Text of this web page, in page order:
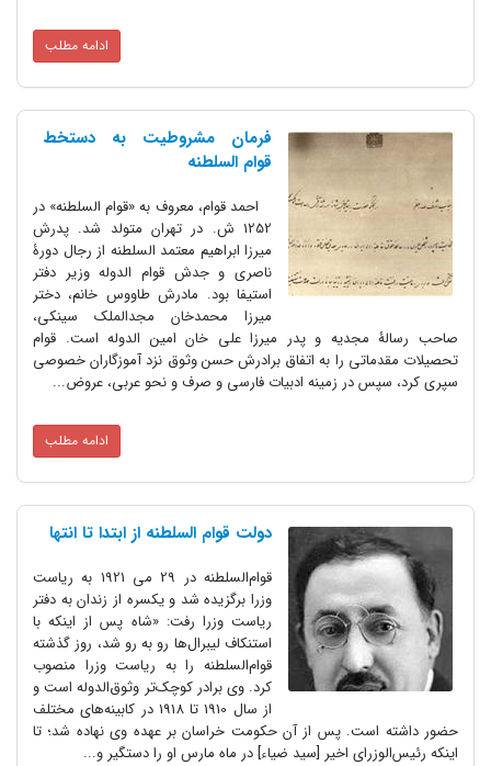
ادامه مطلب
فرمان مشروطیت به دستخط
قوام السلطنه
احمد قوام، معروف به «قوام السلطنه» در
1252 ش. در تهران متولد شد. پدرش
میرزا ابراهیم معتمد السلطنه از رجال دورۀ
ناصری و جدش قوام الدوله وزیر دفتر
استیفا بود. مادرش طاووس خانم، دختر
میرزا محمدخان مجدالملک سینکی،
صاحب رسالۀ مجدیه و پدر میرزا علی خان امین الدوله است. قوام
تحصیلات مقدماتی را به اتفاق برادرش حسن وثوق نزد آموزگاران خصوصی
سپری کرد، سپس در زمینه ادبیات فارسی و صرف و نحو عربی، عروض...
ادامه مطلب
دولت قوام السلطنه از ابتدا تا انتها
قوام‌السلطنه در 29 می 1921 به ریاست
وزرا برگزیده شد و یکسره از زندان به دفتر
ریاست وزرا رفت: «شاه پس از اینکه با
استنکاف لیبرال‌ها رو به رو شد، روز گذشته
قوام‌السلطنه را به ریاست وزرا منصوب
کرد. وی برادر کوچک‌تر وثوق‌الدوله است و
از سال 1910 تا 1918 در کابینه‌های مختلف
حضور داشته است. پس از آن حکومت خراسان بر عهده وی نهاده شد؛ تا
اینکه رئیس‌الوزرای اخیر [سید ضیاء] در ماه مارس او را دستگیر و...